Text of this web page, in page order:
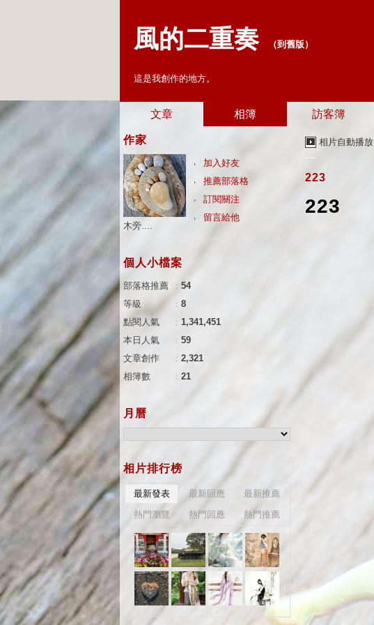
風的二重奏（到舊版）
這是我創作的地方。
文章 相簿 訪客簿
相片自動播放
223
223
作家
加入好友
推薦部落格
訂閱關注
留言給他
木旁....
個人小檔案
部落格推薦 ： 54
等級
： 8
點閱人氣
： 1,341,451
本日人氣
： 59
文章創作
： 2,321
相簿數
： 21
月曆
相片排行榜
最新發表 最新回應
最新推薦
熱門瀏覽
熱門回應 熱門推薦